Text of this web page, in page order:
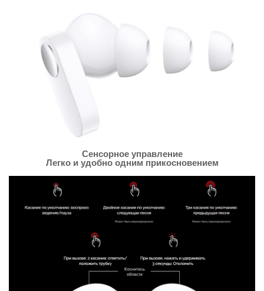
Сенсорное управление
Легко и удобно одним прикосновением